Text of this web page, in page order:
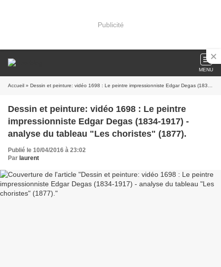
Publicité
MENU
Accueil » Dessin et peinture: vidéo 1698 : Le peintre impressionniste Edgar Degas (1834-1917) - analyse du tableau "Les choristes" (1877).
Dessin et peinture: vidéo 1698 : Le peintre
impressionniste Edgar Degas (1834-1917) -
analyse du tableau "Les choristes" (1877).
Publié le 10/04/2016 à 23:02
Par laurent